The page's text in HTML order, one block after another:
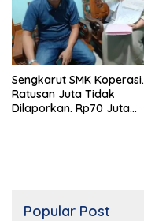
Sengkarut SMK Koperasi.
Ratusan Juta Tidak
Dilaporkan. Rp70 Juta
Popular Post